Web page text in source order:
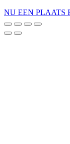
NU EEN PLAATS
Scroll
naar